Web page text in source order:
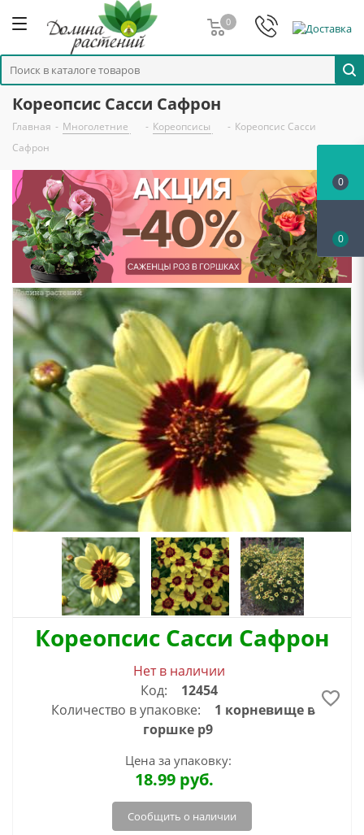
0
Кореопсис Сасси Сафрон
Главная - Многолетние - Кореопсисы - Кореопсис Сасси
Сафрон
Кореопсис Сасси Сафрон
Нет в наличии
Код:
12454
Количество в упаковке:
1 корневище в
горшке р9
Цена за упаковку:
18.99руб.
Сообщить о наличии
0
0